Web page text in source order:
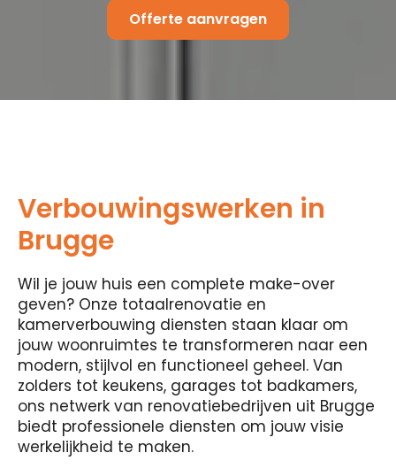
Offerte aanvragen
Verbouwingswerken in
Brugge
Wil je jouw huis een complete make-over
geven? Onze totaalrenovatie en
kamerverbouwing diensten staan ​​klaar om
jouw woonruimtes te transformeren naar een
modern, stijlvol en functioneel geheel. Van
zolders tot keukens, garages tot badkamers,
ons netwerk van renovatiebedrijven uit Brugge
biedt professionele diensten om jouw visie
werkelijkheid te maken.